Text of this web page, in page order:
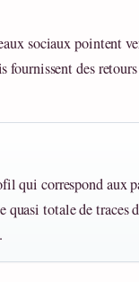
sociaux pointent
des
qui correspond aux
quasi totale de traces